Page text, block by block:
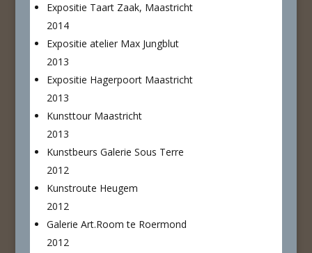
Expositie Taart Zaak, Maastricht
2014
Expositie atelier Max Jungblut
2013
Expositie Hagerpoort Maastricht
2013
Kunsttour Maastricht
2013
Kunstbeurs Galerie Sous Terre
2012
Kunstroute Heugem
2012
Galerie Art.Room te Roermond
2012